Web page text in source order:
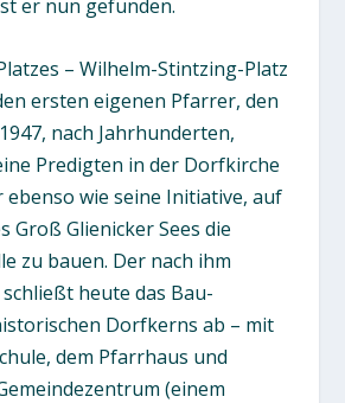
er nun gefunden.
– Wilhelm-Stintzing-Platz
ersten eigenen Pfarrer, den
nach Jahrhunderten,
Predigten in der Dorfkirche
ebenso wie seine Initiative, auf
Groß Glienicker Sees die
zu bauen. Der nach ihm
heute das Bau-
Dorfkerns ab – mit
dem Pfarrhaus und
(einem